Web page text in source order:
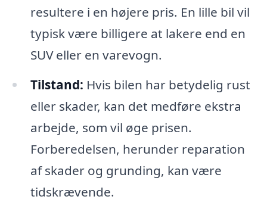
resultere i en højere pris. En lille bil vil
typisk være billigere at lakere end en
SUV eller en varevogn.
Tilstand: Hvis bilen har betydelig rust
eller skader, kan det medføre ekstra
arbejde, som vil øge prisen.
Forberedelsen, herunder reparation
af skader og grunding, kan være
tidskrævende.